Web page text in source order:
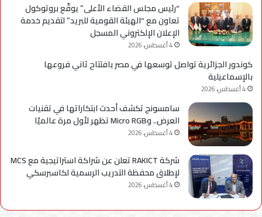
“رئيس مجلس القضاء الأعلى” يوقّع بروتوكول
تعاون مع “الهيئة القومية للبريد” لتقديم خدمة
الإعلان الإلكتروني المسجل
4 أغسطس، 2026
كوندور الجزائرية تواصل توسعها في مصر بافتتاح ثاني فروعها
بالإسماعيلية
4 أغسطس، 2026
سامسونج تكشف أحدث ابتكاراتها في تقنيات
العرض.. وMicro RGB تظهر لأول مرة عالميًا
4 أغسطس، 2026
شركة RAKICT تعلن عن شراكة استراتيجية مع MCS
لإطلاق محفظة التدريب الرسمية لكاسبرسكي
4 أغسطس، 2026